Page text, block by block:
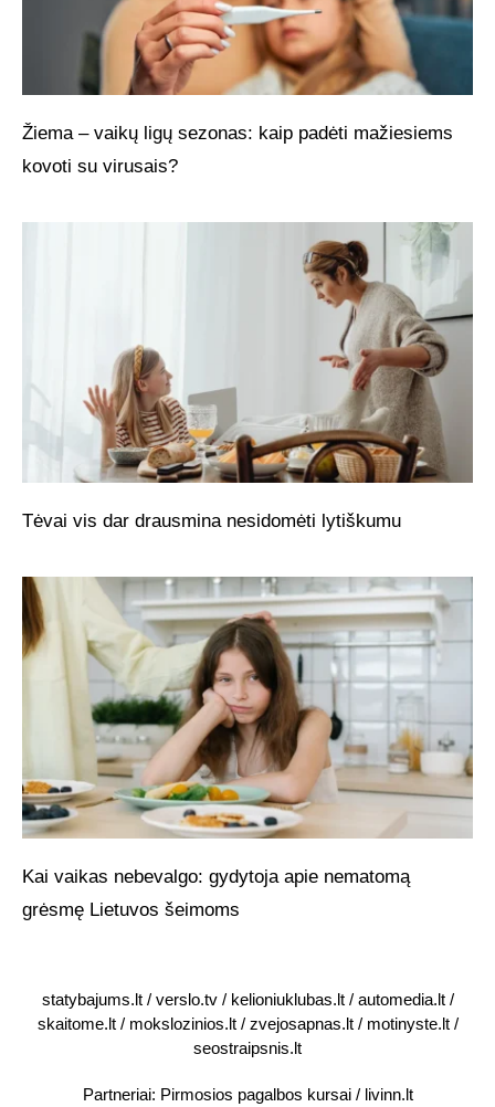
Žiema – vaikų ligų sezonas: kaip padėti mažiesiems
kovoti su virusais?
Tėvai vis dar drausmina nesidomėti lytiškumu
Kai vaikas nebevalgo: gydytoja apie nematomą
grėsmę Lietuvos šeimoms
statybajums.lt/ verslo.tv/ kelioniuklubas.lt/ automedia.lt/
skaitome.lt/ mokslozinios.lt/ zvejosapnas.lt/ motinyste.lt/
seostraipsnis.lt
Partneriai: Pirmosios pagalbos kursai/ livinn.lt